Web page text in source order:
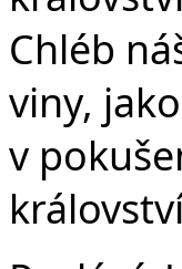
Chléb
viny,
v